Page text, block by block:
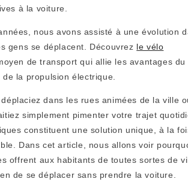
à la voiture.
nous avons assisté à une évolution
gens se déplacent. Découvrez le vélo
de transport qui allie les avantages du
la propulsion électrique.
dans les rues animées de la ville
simplement pimenter votre trajet
constituent une solution unique, à la
Dans cet article, nous allons voir
offrent aux habitants de toutes sortes de
de se déplacer sans prendre la voiture.